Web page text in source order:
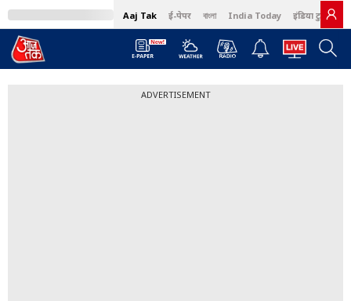
Aaj Tak ई-पेपर বাংলা India Today इंडिया टुडे हिंदी
ADVERTISEMENT